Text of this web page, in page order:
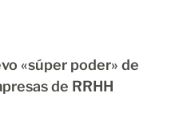
«súper poder» de
de RRHH